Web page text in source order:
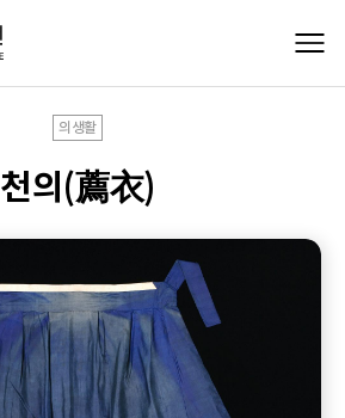
의생활
천의(薦衣)